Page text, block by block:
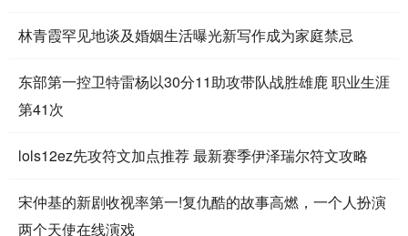
林青霞罕见地谈及婚姻生活曝光新写作成为家庭禁忌
东部第一控卫特雷杨以30分11助攻带队战胜雄鹿 职业生涯
第41次
lols12ez先攻符文加点推荐 最新赛季伊泽瑞尔符文攻略
宋仲基的新剧收视率第一!复仇酷的故事高燃，一个人扮演
两个天使在线演戏